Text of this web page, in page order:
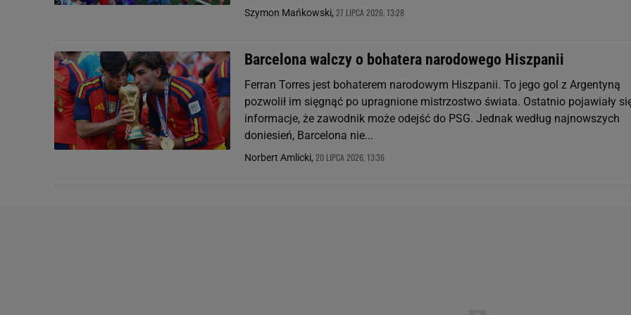
Szymon Mańkowski, 27 LIPCA 2026, 13:28
Barcelona walczy o bohatera narodowego Hiszpanii
Ferran Torres jest bohaterem narodowym Hiszpanii. To jego gol z Argentyną
pozwolił im sięgnąć po upragnione mistrzostwo świata. Ostatnio pojawiały
informacje, że zawodnik może odejść do PSG. Jednak według najnowszych
doniesień, Barcelona nie...
Norbert Amlicki, 20 LIPCA 2026, 13:36